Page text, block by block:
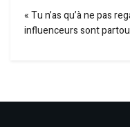
« Tu n’as qu’à ne pas
influenceurs sont